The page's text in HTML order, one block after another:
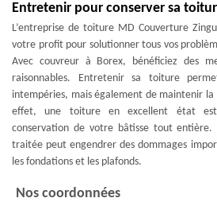
Entretenir pour conserver sa
L’entreprise de toiture MD Couverture
votre profit pour solutionner tous vos
Avec couvreur à Borex, bénéficiez des
raisonnables. Entretenir sa toiture
intempéries, mais également de maintenir
effet, une toiture en excellent état
conservation de votre bâtisse tout
traitée peut engendrer des dommages
les fondations et les plafonds.
Nos coordonnées